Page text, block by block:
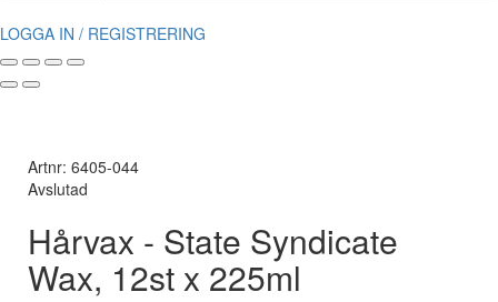
LOGGA IN / REGISTRERING
Artnr: 6405-044
Avslutad
Hårvax - State Syndicate
Wax, 12st x 225ml